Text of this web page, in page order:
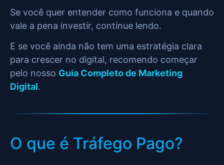
Se você quer entender como funciona e quando
vale a pena investir, continue lendo.
E se você ainda não tem uma estratégia clara
para crescer no digital, recomendo começar
pelo nosso Guia Completo de Marketing
Digital.
O que é Tráfego Pago?